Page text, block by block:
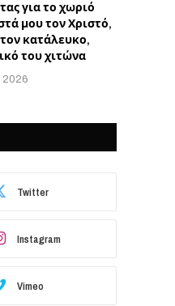
για το χωριό
μου τον Χριστό,
κατάλευκο,
του χιτώνα
2026
Twitter
Instagram
Vimeo